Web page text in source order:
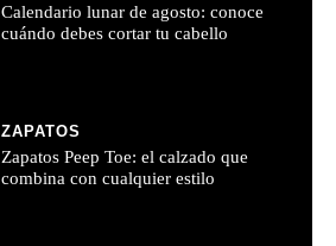
Calendario lunar de agosto: conoce
cuándo debes cortar tu cabello
ZAPATOS
Zapatos Peep Toe: el calzado que
combina con cualquier estilo